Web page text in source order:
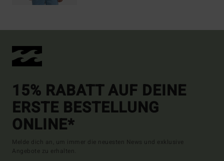
15% RABATT AUF DEINE
ERSTE BESTELLUNG
ONLINE*
Melde dich an, um immer die neuesten News und exklusive
Angebote zu erhalten.